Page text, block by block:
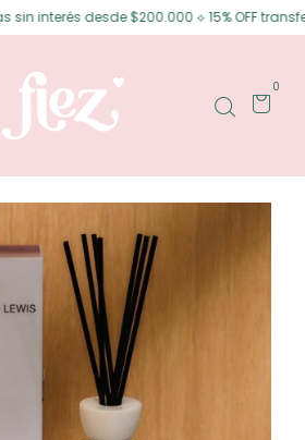
desde $200.000 ⟡ 15% OFF transferencia
0